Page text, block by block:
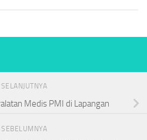
Medis PMI di Lapangan
SEBELUMNYA